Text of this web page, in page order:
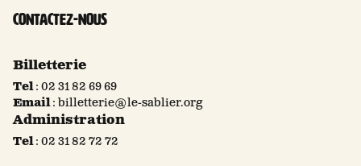
Contactez-nous
Billetterie
Tel: 02 31 82 69 69
Email:billetterie@le-sablier.org
Administration
Tel: 02 31 82 72 72